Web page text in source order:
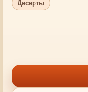
Десерты